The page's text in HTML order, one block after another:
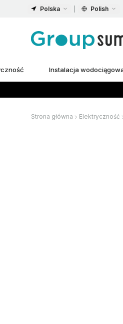
Polska Polish
Instalacja
Strona główna Elektryczność